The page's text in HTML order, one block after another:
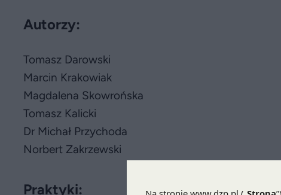
Autorzy:
Tomasz Darowski
Marcin Krakowiak
Magdalena Skowrońska
Tomasz Kalicki
Dr Michał Przychoda
Norbert Zakrzewski
Praktyki: